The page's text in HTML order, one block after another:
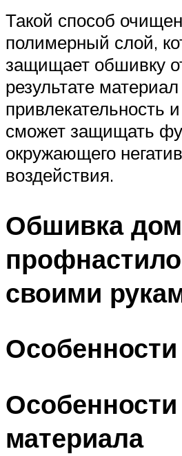
Такой способ
полимерный слой,
защищает обшивку
результате
привлекательность
сможет защищать
окружающего
воздействия.
Обшивка
своими
Особенности
Особенности
материала